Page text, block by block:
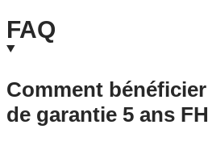
FAQ
Comment
de garantie 5 ans